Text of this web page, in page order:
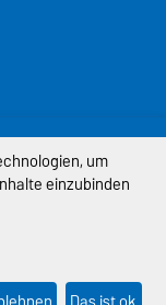
um
einzubinden